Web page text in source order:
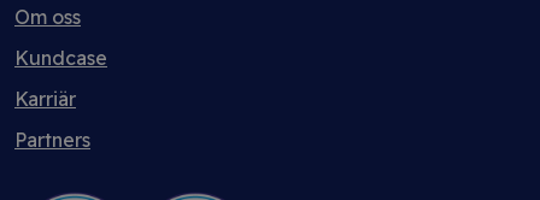
Om oss
Kundcase
Karriär
Partners